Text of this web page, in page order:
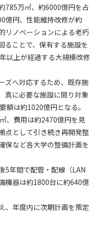
785万㎡、約6000億円を占
億円、性能維持改修が約
リノベーションによる老朽
ることで、保有する施設を
以上が経過する大規模改修
ズへ対応するため、既存施
真に必要な施設に限り対象
額は約1020億円となる。
、費用は約2470億円を見
点として引き続き再開発整
保など各大学の整備計画を
5年間で配管・配線（LAN
機器は約1800台に約640億
、年度内に次期計画を策定
、随時変更されることが
上に表示した時点で直
します。
し）
会員申込手続きを完了
ます。
員申込みをした者が以下
かった場合、その者の会
あります。
った場合
があった場合
通りに会員申込手続き処
適当と判断した場合
会員が前項の何れかに該